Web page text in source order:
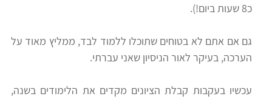
כ8 שעות ביום!).
גם אם אתם לא בטוחים שתוכלו ללמוד לבד, ממליץ מאוד על
הערכה, בעיקר לאור הניסיון שאני עברתי.
עכשיו בעקבות קבלת הציונים מקדים את הלימודים בשנה,